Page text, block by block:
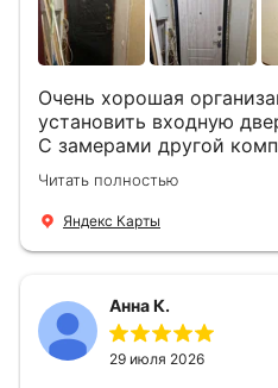
Очень хорошая
установить входную
С замерами другой
компании Филлип,
варианты дверей,
четкий, позвонили,
Читать полностью
Яндекс Карты
Анна К.
29 июля 2026